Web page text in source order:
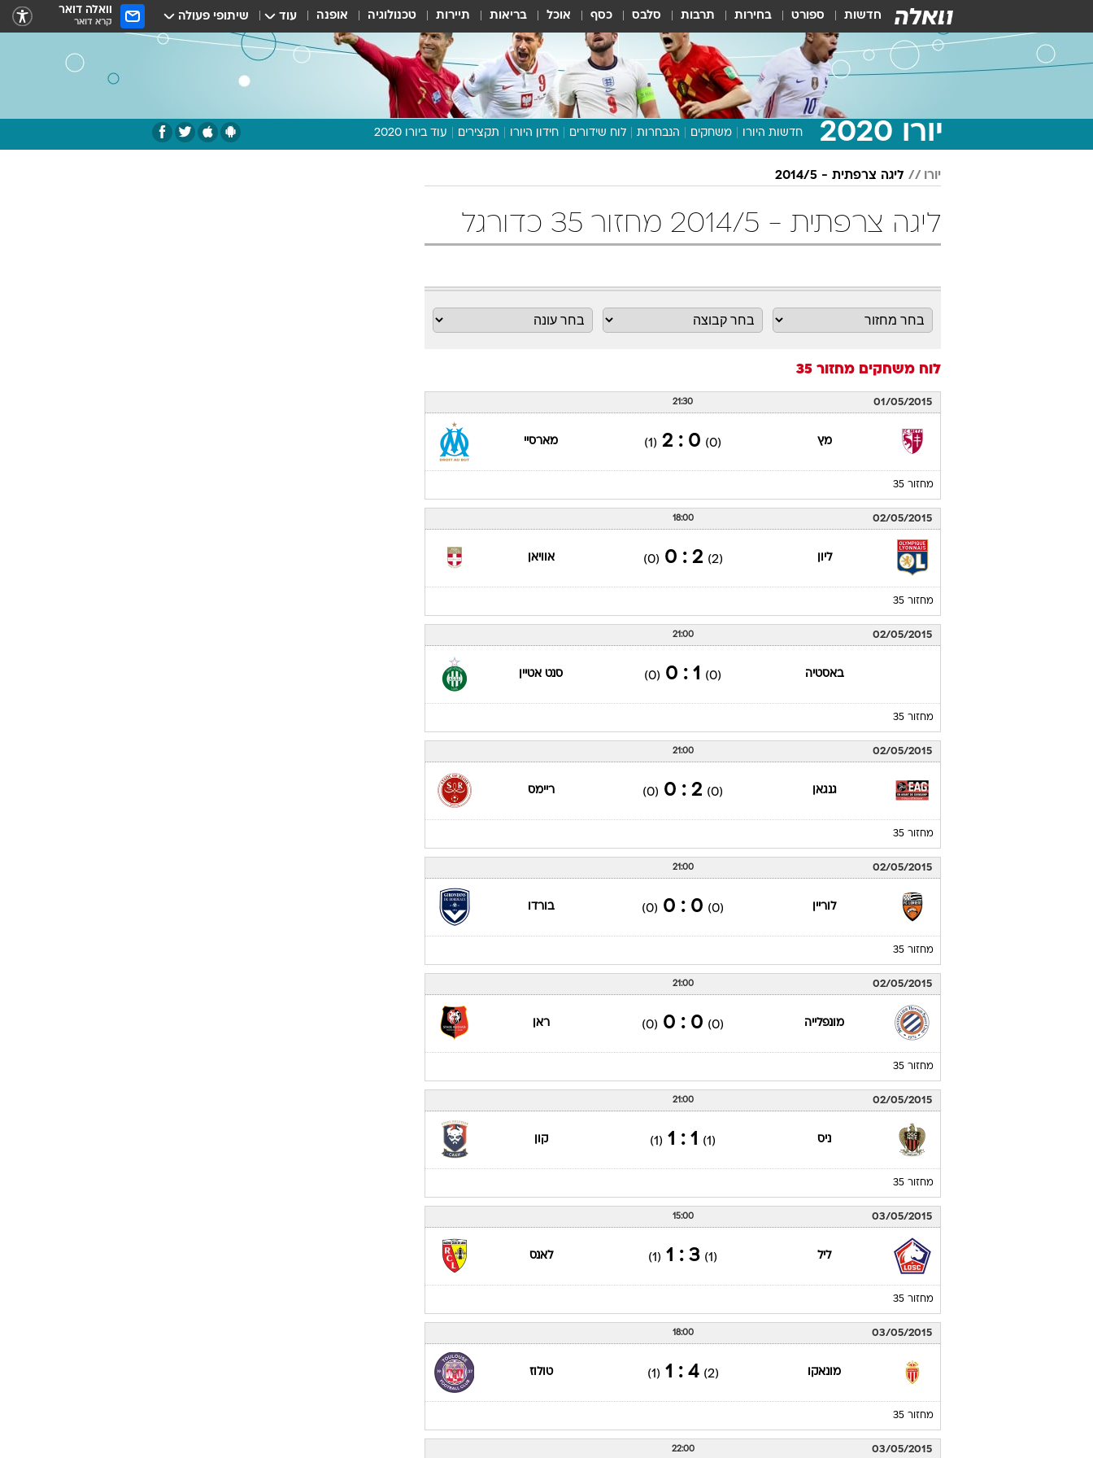
חדשות ספורט בחירות תרבות סלבס כסף אוכל בריאות תיירות טכנולוגיה אופנה עוד שיתופי פעולה וואלה דואר
קרא דואר
יורו 2020 חדשות היורו משחקים הנבחרות לוח שידורים חידון היורו תקצירים עוד ביורו 2020
תכנית היורו
יורו ליגה צרפתית - 2014/5
ליגה צרפתית - 2014/5 מחזור 35 כדורגל
לוח משחקים מחזור 35
01/05/2015
21:30
מץ (0)
0 : 2
(1) מארסיי
מחזור 35
02/05/2015
18:00
ליון (2)
2 : 0
(0) אוויאן
מחזור 35
02/05/2015
21:00
באסטיה (0)
1 : 0
(0) סנט אטיין
מחזור 35
02/05/2015
21:00
גנגאן (0)
2 : 0
(0) ריימס
מחזור 35
02/05/2015
21:00
לוריין (0)
0 : 0
(0) בורדו
מחזור 35
02/05/2015
21:00
מונפלייה (0)
0 : 0
(0) ראן
מחזור 35
02/05/2015
21:00
ניס (1)
1 : 1
(1) קון
מחזור 35
03/05/2015
15:00
ליל (1)
3 : 1
(1) לאנס
מחזור 35
03/05/2015
18:00
מונאקו (2)
4 : 1
(1) טולוז
מחזור 35
03/05/2015
22:00